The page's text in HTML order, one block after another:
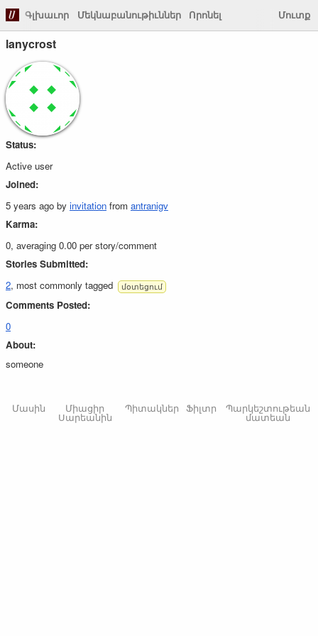
Գլխաւոր Մեկնաբանութիւններ Որոնել Մուտք
lanycrost
Status:
Active user
Joined:
5 years ago by invitation from antranigv
Karma:
0, averaging 0.00 per story/comment
Stories Submitted:
2, most commonly tagged մօտեցում
Comments Posted:
0
About:
someone
Մասին Միացիր
Սարեանին
Պիտակներ Ֆիլտր Պարկեշտութեան
մատեան